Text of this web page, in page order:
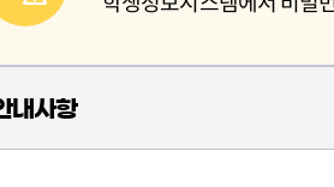
내사항